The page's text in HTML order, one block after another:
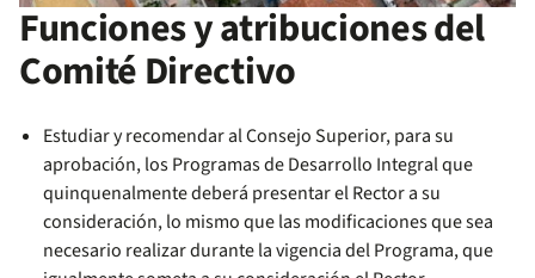
Funciones y atribuciones del
Comité Directivo
Estudiar y recomendar al Consejo Superior, para su
aprobación, los Programas de Desarrollo Integral que
quinquenalmente deberá presentar el Rector a su
consideración, lo mismo que las modificaciones que sea
necesario realizar durante la vigencia del Programa, que